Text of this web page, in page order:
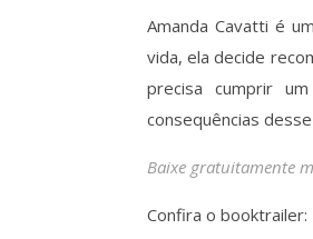
Amanda Cavatti é
vida, ela decide
precisa cumprir
consequências
Baixe gratuitamente
Confira o booktrailer: